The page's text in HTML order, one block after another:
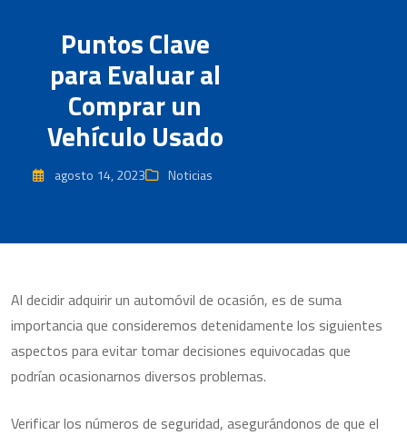
Puntos Clave
para Evaluar al
Comprar un
Vehículo Usado
agosto 14, 2023 Noticias
Al decidir adquirir un automóvil de ocasión, es de suma
importancia que consideremos detenidamente los siguientes
aspectos para evitar tomar decisiones equivocadas que
podrían ocasionarnos diversos problemas.
Verificar los números de seguridad, asegurándonos de que el